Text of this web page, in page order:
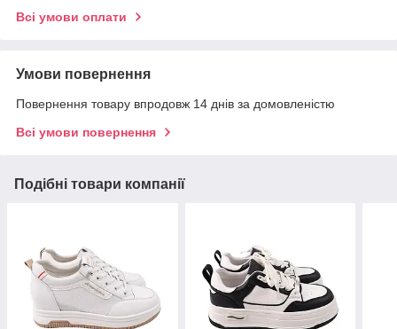
Всі умови оплати
Умови повернення
Повернення товару впродовж 14 днів за домовленістю
Всі умови повернення
Подібні товари компанії